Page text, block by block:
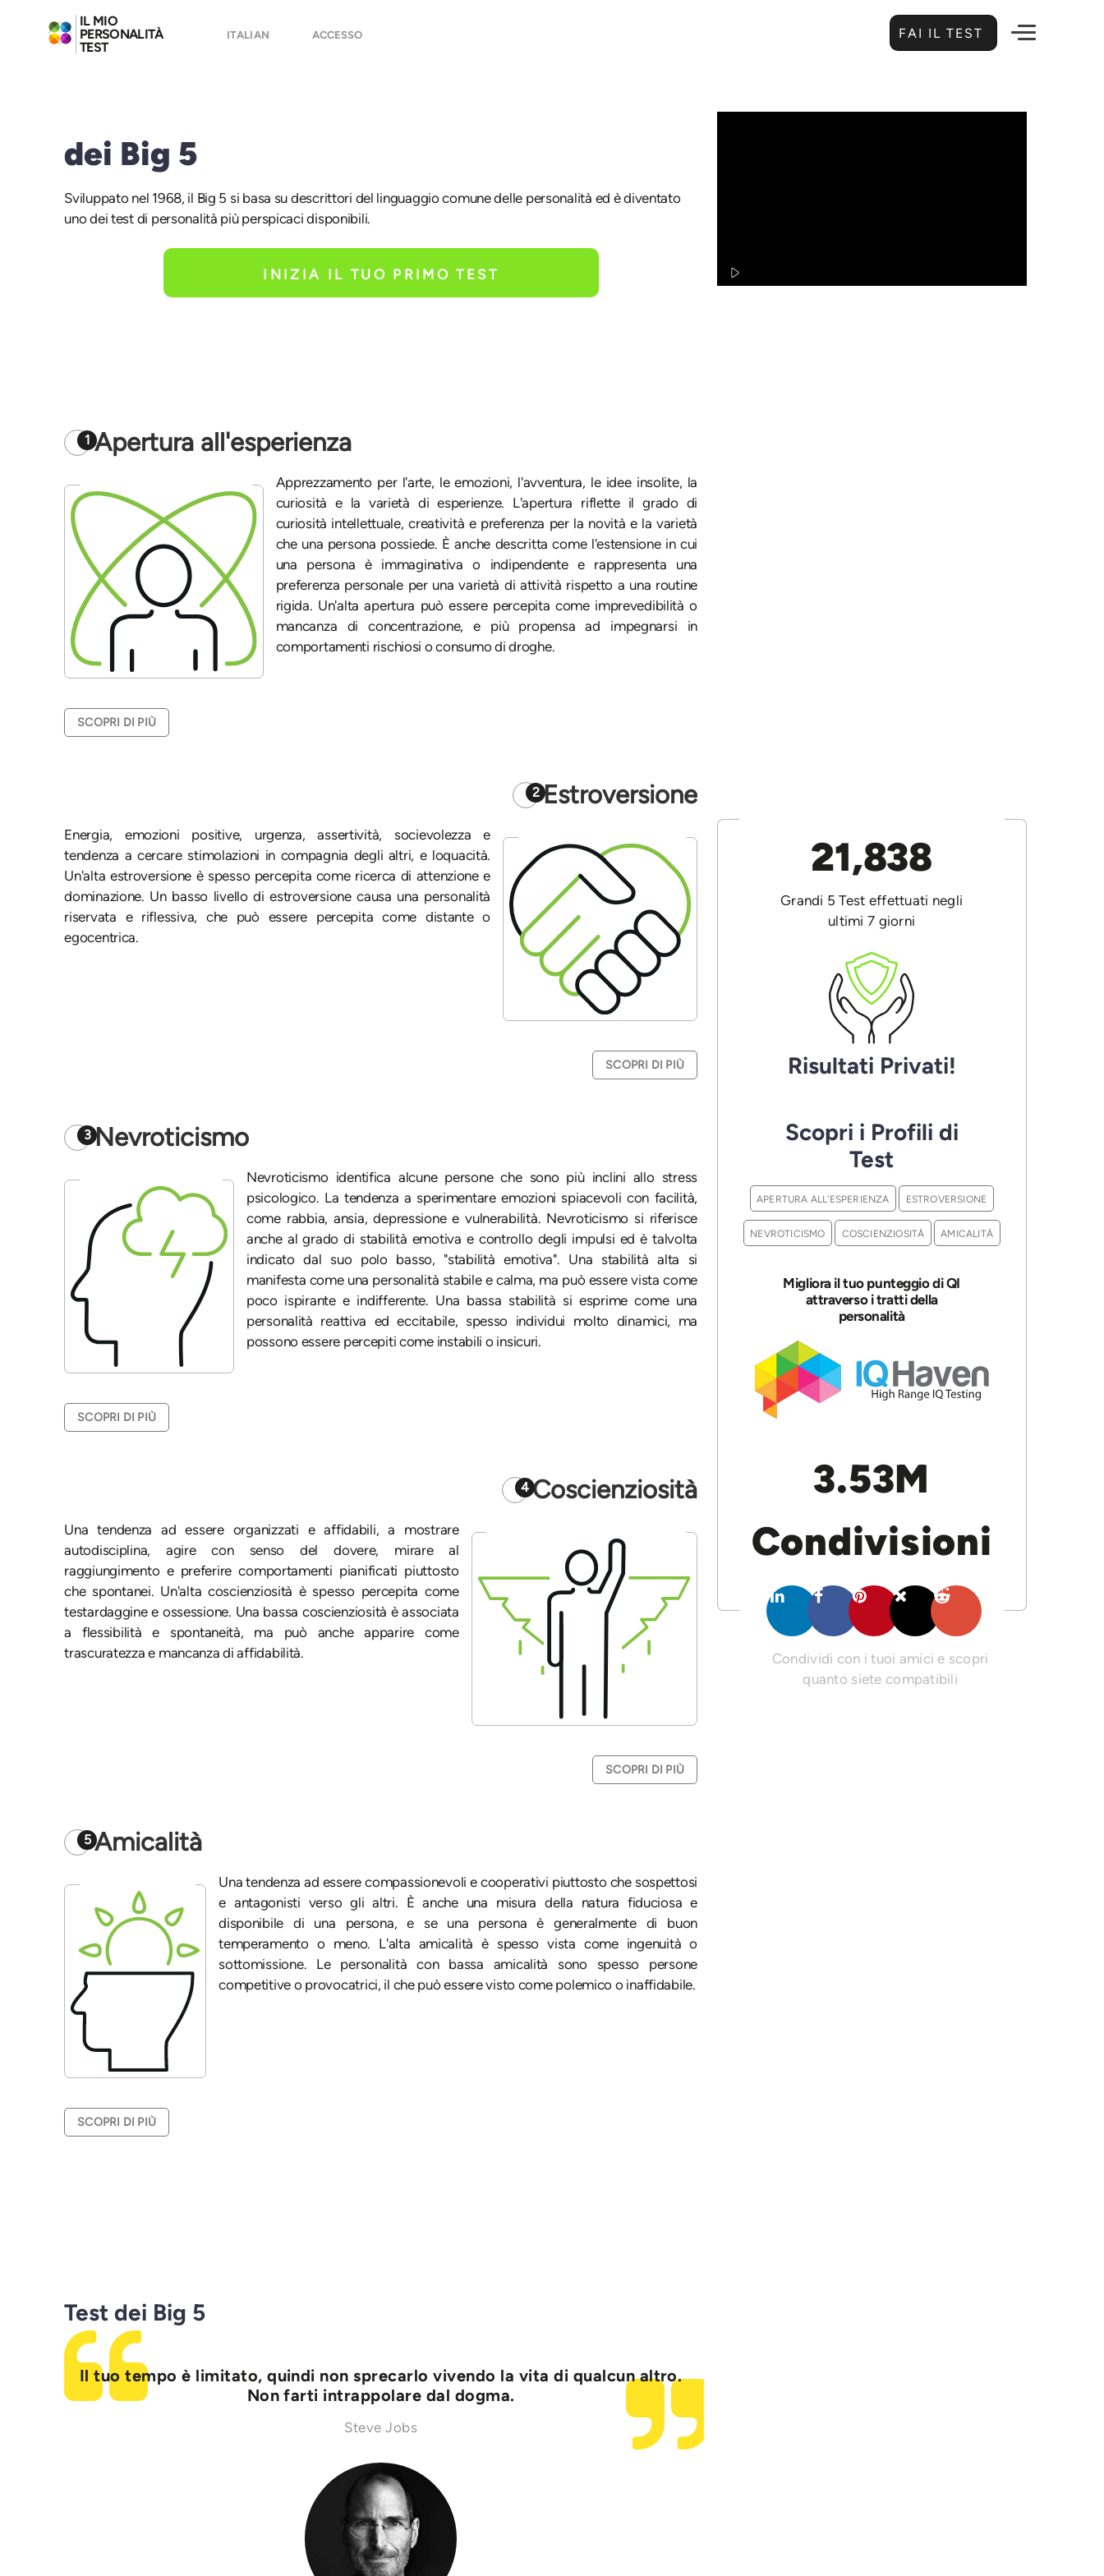
IL MIO
PERSONALITÀ
TEST
ITALIAN ACCESSO FAI IL TEST
dei Big 5
Sviluppato nel 1968, il Big 5 si basa su descrittori del linguaggio comune delle personalità ed è diventato
uno dei test di personalità più perspicaci disponibili.
INIZIA IL TUO PRIMO TEST
1 Apertura all'esperienza
Apprezzamento per l'arte, le emozioni, l'avventura, le idee insolite, la
curiosità e la varietà di esperienze. L'apertura riflette il grado di
curiosità intellettuale, creatività e preferenza per la novità e la varietà
che una persona possiede. È anche descritta come l'estensione in cui
una persona è immaginativa o indipendente e rappresenta una
preferenza personale per una varietà di attività rispetto a una routine
rigida. Un'alta apertura può essere percepita come imprevedibilità o
mancanza di concentrazione, e più propensa ad impegnarsi in
comportamenti rischiosi o consumo di droghe.
SCOPRI DI PIÙ
2 Estroversione
Energia, emozioni positive, urgenza, assertività, socievolezza e
tendenza a cercare stimolazioni in compagnia degli altri, e loquacità.
Un'alta estroversione è spesso percepita come ricerca di attenzione e
dominazione. Un basso livello di estroversione causa una personalità
riservata e riflessiva, che può essere percepita come distante o
egocentrica.
SCOPRI DI PIÙ
3 Nevroticismo
Nevroticismo identifica alcune persone che sono più inclini allo stress
psicologico. La tendenza a sperimentare emozioni spiacevoli con facilità,
come rabbia, ansia, depressione e vulnerabilità. Nevroticismo si riferisce
anche al grado di stabilità emotiva e controllo degli impulsi ed è talvolta
indicato dal suo polo basso, "stabilità emotiva". Una stabilità alta si
manifesta come una personalità stabile e calma, ma può essere vista come
poco ispirante e indifferente. Una bassa stabilità si esprime come una
personalità reattiva ed eccitabile, spesso individui molto dinamici, ma
possono essere percepiti come instabili o insicuri.
SCOPRI DI PIÙ
4 Coscienziosità
Una tendenza ad essere organizzati e affidabili, a mostrare
autodisciplina, agire con senso del dovere, mirare al
raggiungimento e preferire comportamenti pianificati piuttosto
che spontanei. Un'alta coscienziosità è spesso percepita come
testardaggine e ossessione. Una bassa coscienziosità è associata
a flessibilità e spontaneità, ma può anche apparire come
trascuratezza e mancanza di affidabilità.
SCOPRI DI PIÙ
5 Amicalità
Una tendenza ad essere compassionevoli e cooperativi piuttosto che sospettosi
e antagonisti verso gli altri. È anche una misura della natura fiduciosa e
disponibile di una persona, e se una persona è generalmente di buon
temperamento o meno. L'alta amicalità è spesso vista come ingenuità o
sottomissione. Le personalità con bassa amicalità sono spesso persone
competitive o provocatrici, il che può essere visto come polemico o inaffidabile.
SCOPRI DI PIÙ
Test dei Big 5
Il tuo tempo è limitato, quindi non sprecarlo vivendo la vita di qualcun altro.
Non farti intrappolare dal dogma.
Steve Jobs
21,838
Grandi 5 Test effettuati negli
ultimi 7 giorni
Risultati Privati!
Scopri i Profili di
Test
APERTURA ALL'ESPERIENZA ESTROVERSIONE
NEVROTICISMO COSCIENZIOSITÀ AMICALITÀ
Migliora il tuo punteggio di QI
attraverso i tratti della
personalità
3.53M
Condivisioni
Condividi con i tuoi amici e scopri
quanto siete compatibili